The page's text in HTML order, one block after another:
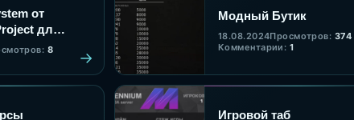
от
для
8
Модный Бутик
18.08.2024Просмотров: 374
Комментарии: 1
Игровой таб